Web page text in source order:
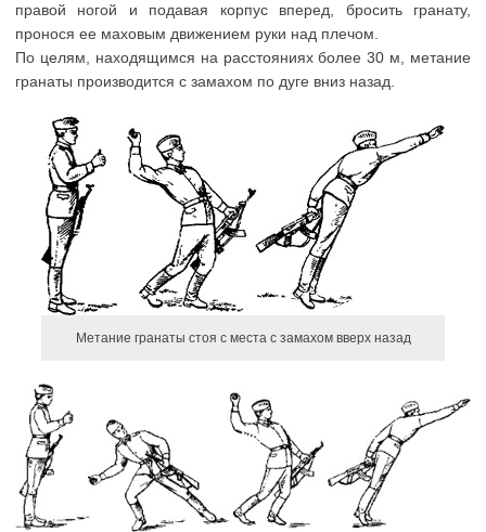
правой ногой и подавая корпус вперед, бросить гранату,
пронося ее маховым движением руки над плечом.
По целям, находящимся на расстояниях более 30 м, метание
гранаты производится с замахом по дуге вниз назад.
Метание гранаты стоя с места с замахом вверх назад